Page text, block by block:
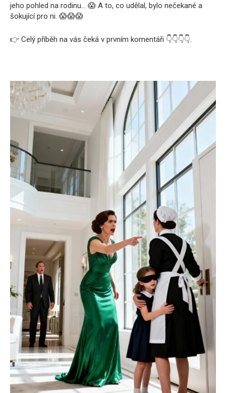
jeho pohled na rodinu… 😱 A to, co udělal, bylo nečekané a
šokující pro ni. 😱😱😱
👉 Celý příběh na vás čeká v prvním komentáři 👇👇👇👇.